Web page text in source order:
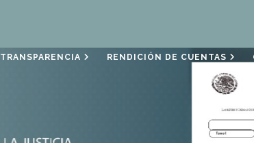
TRANSPARENCIA RENDICIÓN DE CUENTAS